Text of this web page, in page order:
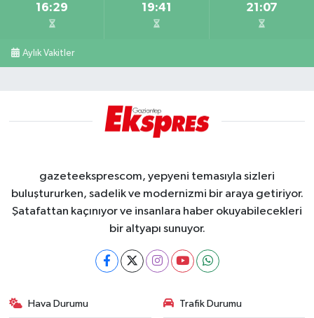
16:29 19:41 21:07
Aylık Vakitler
gazeteeksprescom, yepyeni temasıyla sizleri
buluştururken, sadelik ve modernizmi bir araya getiriyor.
Şatafattan kaçınıyor ve insanlara haber okuyabilecekleri
bir altyapı sunuyor.
Hava Durumu Trafik Durumu